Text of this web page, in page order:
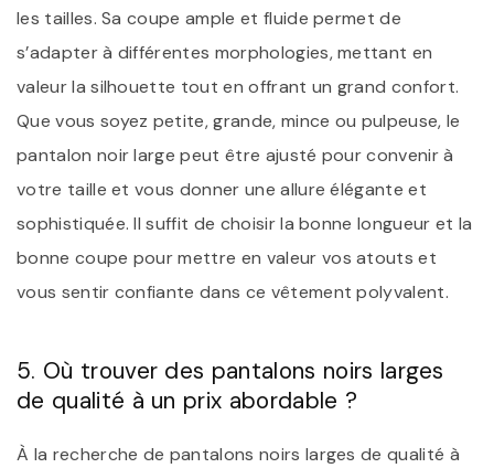
les tailles. Sa coupe ample et fluide permet de
s’adapter à différentes morphologies, mettant en
valeur la silhouette tout en offrant un grand confort.
Que vous soyez petite, grande, mince ou pulpeuse, le
pantalon noir large peut être ajusté pour convenir à
votre taille et vous donner une allure élégante et
sophistiquée. Il suffit de choisir la bonne longueur et la
bonne coupe pour mettre en valeur vos atouts et
vous sentir confiante dans ce vêtement polyvalent.
5. Où trouver des pantalons noirs larges
de qualité à un prix abordable ?
À la recherche de pantalons noirs larges de qualité à